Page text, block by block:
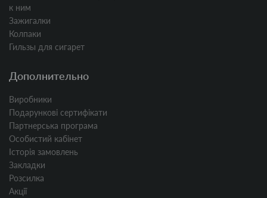
к ним
Зажигалки
Колпаки
Гильзы для сигарет
Дополнительно
Виробники
Подарункові сертифікати
Партнерська програма
Особистий кабінет
Історія замовлень
Закладки
Розсилка
Акції